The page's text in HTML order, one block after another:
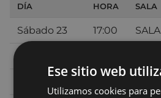
DÍA HORA SALA
Sábado 23 17:00
Ese sitio web
Utilizamos cookies para